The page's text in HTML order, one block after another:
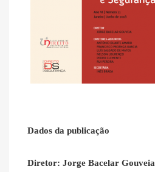
Dados da publicação
Diretor: Jorge Bacelar Gouveia